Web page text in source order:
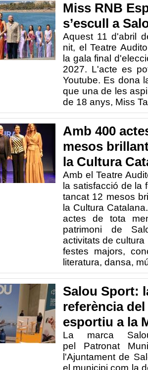
Miss RNB
s’escull a
Aquest 11 d'abril
nit, el Teatre
la gala final
2027. L'acte es
Youtube. Es dona
que una de les
de 18 anys, Miss
Amb 400
mesos
la Cultura
Amb el Teatre
la satisfacció de la
tancat 12 mesos
la Cultura
actes de tota
patrimoni de
activitats de
festes majors,
literatura, dansa,
Salou Sport:
referència
esportiu a la
La marca
pel Patronat
l'Ajuntament de
el municipi com la